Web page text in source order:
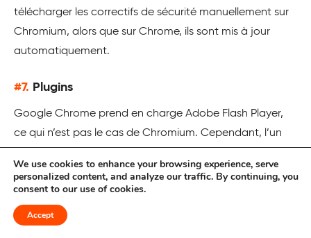
télécharger les correctifs de sécurité manuellement sur
Chromium, alors que sur Chrome, ils sont mis à jour
automatiquement.
#7. Plugins
Google Chrome prend en charge Adobe Flash Player,
ce qui n’est pas le cas de Chromium. Cependant, l’un
l’avance sur Chrome est qu’il permet d’installer des
extensions en dehors du Chrome Web Store.
Certes, Google Chrome prend déjà en charge toutes
We use cookies to enhance your browsing experience, serve
personalized content, and analyze our traffic. By continuing, you
consent to our use of cookies.
Accept